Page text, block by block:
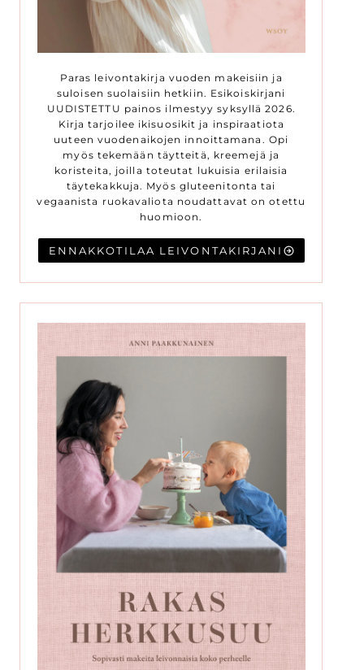
Paras leivontakirja vuoden makeisiin ja
suloisen suolaisiin hetkiin. Esikoiskirjani
UUDISTETTU painos ilmestyy syksyllä 2026.
Kirja tarjoilee ikisuosikit ja inspiraatiota
uuteen vuodenaikojen innoittamana. Opi
myös tekemään täytteitä, kreemejä ja
koristeita, joilla toteutat lukuisia erilaisia
täytekakkuja. Myös gluteenitonta tai
vegaanista ruokavaliota noudattavat on otettu
huomioon.
ENNAKKOTILAA LEIVONTAKIRJANI